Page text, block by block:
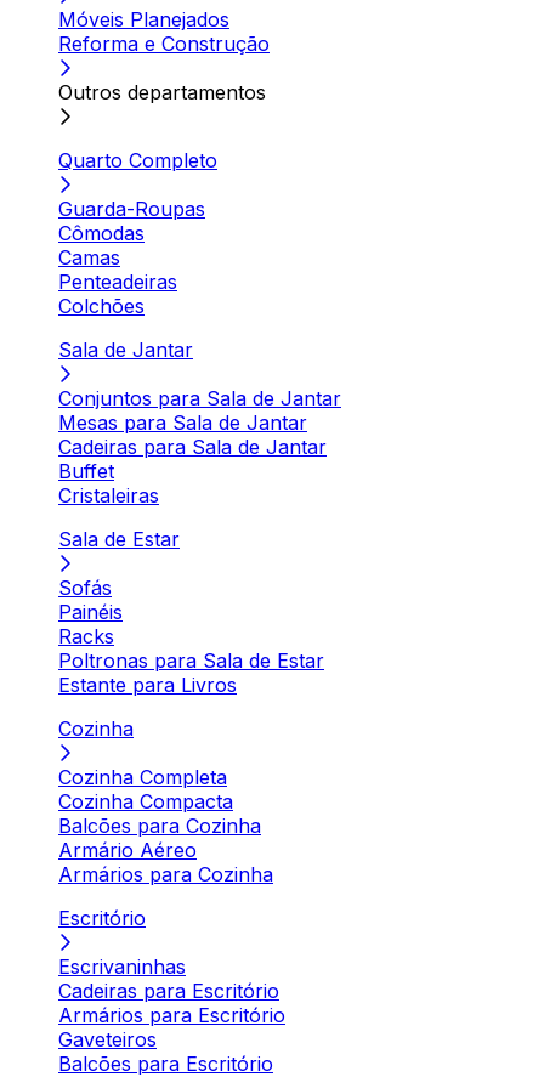
Móveis Planejados
Reforma e Construção
Outros departamentos
Quarto Completo
Guarda-Roupas
Cômodas
Camas
Penteadeiras
Colchões
Sala de Jantar
Conjuntos para Sala de Jantar
Mesas para Sala de Jantar
Cadeiras para Sala de Jantar
Buffet
Cristaleiras
Sala de Estar
Sofás
Painéis
Racks
Poltronas para Sala de Estar
Estante para Livros
Cozinha
Cozinha Completa
Cozinha Compacta
Balcões para Cozinha
Armário Aéreo
Armários para Cozinha
Escritório
Escrivaninhas
Cadeiras para Escritório
Armários para Escritório
Gaveteiros
Balcões para Escritório